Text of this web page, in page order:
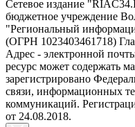
Сетевое издание
бюджетное учреждение
"Региональный
(ОГРН 1023403461718)
Адрес - электронной
ресурс может содержать
зарегистрировано
связи, информационных
коммуникаций.
от 24.08.2018.